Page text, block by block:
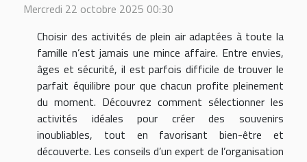
Mercredi 22 octobre 2025 00:30
Choisir des activités de plein air adaptées à toute la
famille n’est jamais une mince affaire. Entre envies,
âges et sécurité, il est parfois difficile de trouver le
parfait équilibre pour que chacun profite pleinement
du moment. Découvrez comment sélectionner les
activités idéales pour créer des souvenirs
inoubliables, tout en favorisant bien-être et
découverte. Les conseils d’un expert de l’organisation